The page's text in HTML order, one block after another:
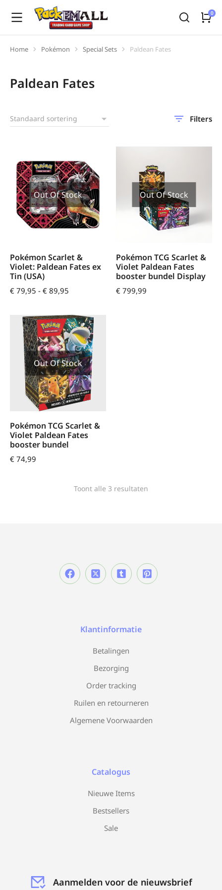
Je bent hier:
Home Pokémon Special Sets Paldean Fates
Paldean Fates
Filters
Out Of Stock
Pokémon Scarlet &
Violet: Paldean Fates ex
Tin (USA)
€ 79,95 - € 89,95
Out Of Stock
Pokémon TCG Scarlet &
Violet Paldean Fates
booster bundel Display
€ 799,99
Out Of Stock
Pokémon TCG Scarlet &
Violet Paldean Fates
booster bundel
€ 74,99
Toont alle 3 resultaten
Klantinformatie
Betalingen
Bezorging
Order tracking
Ruilen en retourneren
Algemene Voorwaarden
Catalogus
Nieuwe Items
Bestsellers
Sale
Aanmelden voor de nieuwsbrief